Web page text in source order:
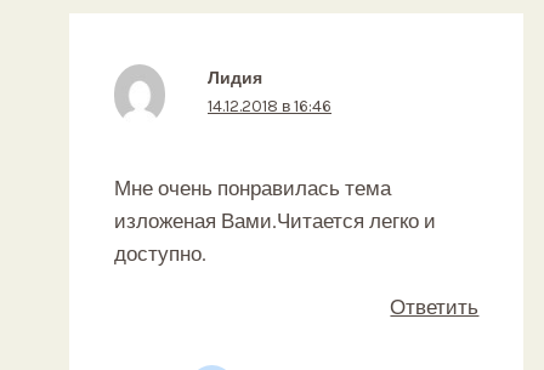
Лидия
14.12.2018 в 16:46
Мне очень понравилась тема
изложеная Вами.Читается легко и
доступно.
Ответить